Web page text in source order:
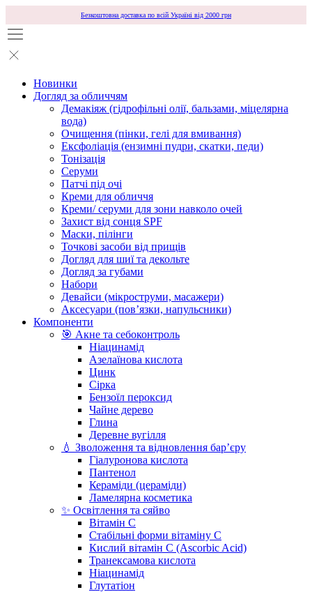
Безкоштовна доставка по всій Україні від 2000 грн
Новинки
Догляд за обличчям
Демакіяж (гідрофільні олії, бальзами, міцелярна
вода)
Очищення (пінки, гелі для вмивання)
Ексфоліація (ензимні пудри, скатки, педи)
Тонізація
Серуми
Патчі під очі
Креми для обличчя
Креми/ серуми для зони навколо очей
Захист від сонця SPF
Маски, пілінги
Точкові засоби від прищів
Догляд для шиї та декольте
Догляд за губами
Набори
Девайси (мікроструми, масажери)
Аксесуари (повʼязки, напульсники)
Компоненти
🎯 Акне та себоконтроль
Ніацинамід
Азелаїнова кислота
Цинк
Сірка
Бензоїл пероксид
Чайне дерево
Глина
Деревне вугілля
💧 Зволоження та відновлення бар’єру
Гіалуронова кислота
Пантенол
Кераміди (цераміди)
Ламелярна косметика
✨ Освітлення та сяйво
Вітамін С
Стабільні форми вітаміну С
Кислий вітамін С (Ascorbic Acid)
Транексамова кислота
Ніацинамід
Глутатіон